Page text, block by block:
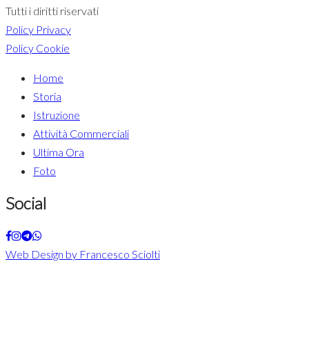
Tutti i diritti riservati
Policy Privacy
Policy Cookie
Home
Storia
Istruzione
Attività Commerciali
Ultima Ora
Foto
Social
Web Design by Francesco Sciolti